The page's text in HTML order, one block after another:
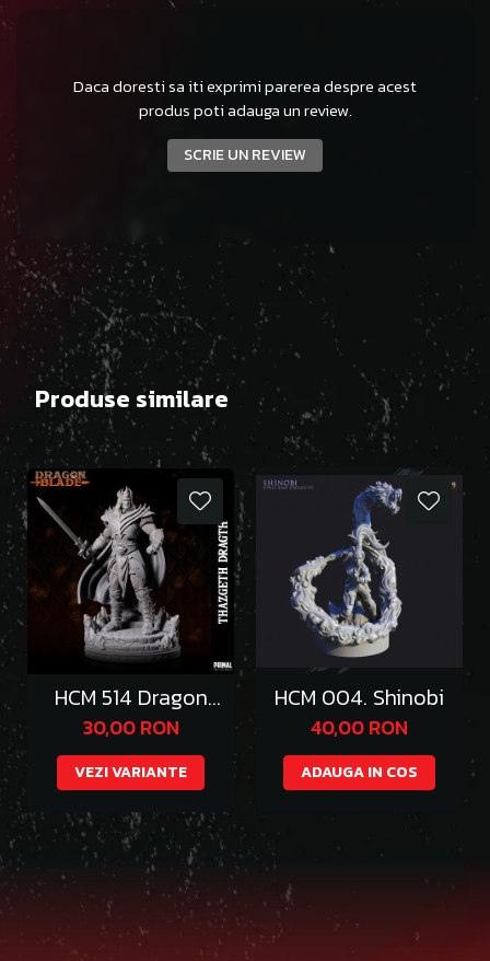
Daca doresti sa iti exprimi parerea despre acest
produs poti adauga un review.
SCRIE UN REVIEW
Produse similare
HCM 514 Dragon
Emperor Thazgeth
30,00 RON
VEZI VARIANTE
HCM 004. Shinobi
40,00 RON
ADAUGA IN COS